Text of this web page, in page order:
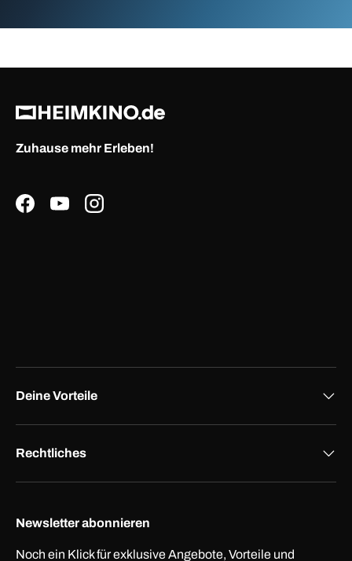
Zuhause mehr Erleben!
FacebookYouTubeInstagram
Deine Vorteile
Rechtliches
Newsletter abonnieren
Noch ein Klick für exklusive Angebote, Vorteile und